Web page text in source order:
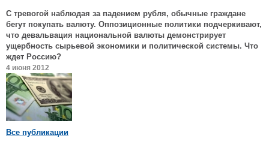
С тревогой наблюдая за падением рубля, обычные граждане
бегут покупать валюту. Оппозиционные политики подчеркивают,
что девальвация национальной валюты демонстрирует
ущербность сырьевой экономики и политической системы. Что
ждет Россию?
4 июня 2012
Все публикации